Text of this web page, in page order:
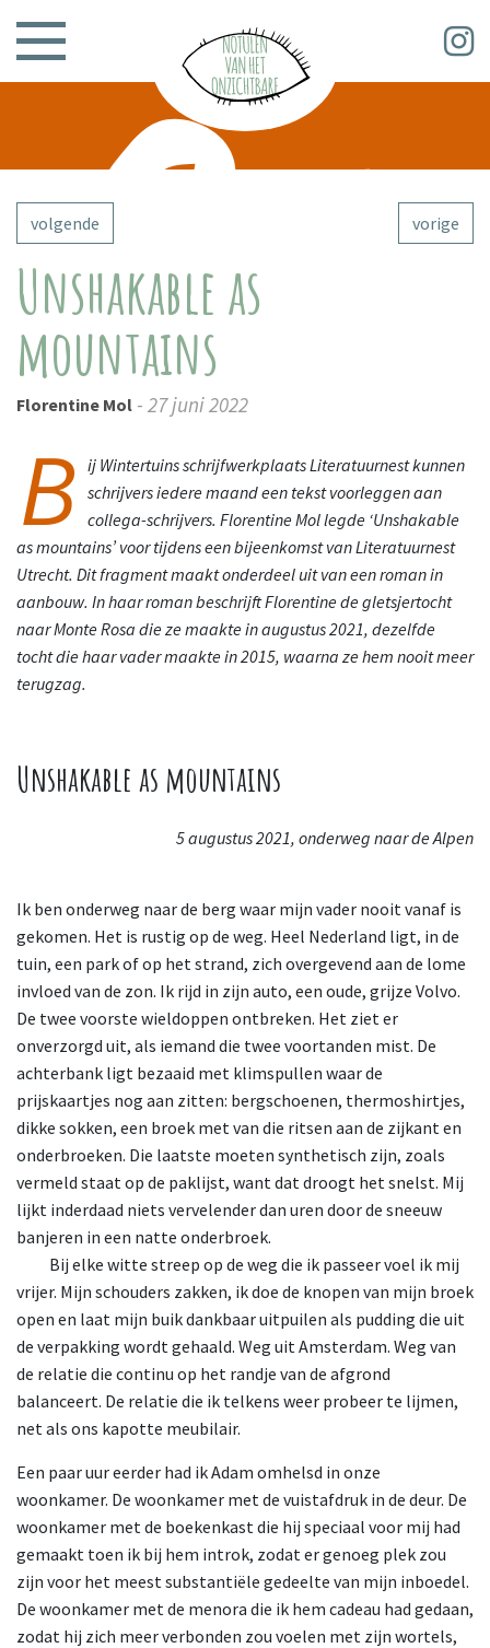
volgende vorige
Unshakable as
mountains
Florentine Mol - 27 juni 2022
B ij Wintertuins schrijfwerkplaats Literatuurnest kunnen
schrijvers iedere maand een tekst voorleggen aan
collega-schrijvers. Florentine Mol legde ‘Unshakable
as mountains’ voor tijdens een bijeenkomst van Literatuurnest
Utrecht. Dit fragment maakt onderdeel uit van een roman in
aanbouw. In haar roman beschrijft Florentine de gletsjertocht
naar Monte Rosa die ze maakte in augustus 2021, dezelfde
tocht die haar vader maakte in 2015, waarna ze hem nooit meer
terugzag.
Unshakable as mountains
5 augustus 2021, onderweg naar de Alpen
Ik ben onderweg naar de berg waar mijn vader nooit vanaf is
gekomen. Het is rustig op de weg. Heel Nederland ligt, in de
tuin, een park of op het strand, zich overgevend aan de lome
invloed van de zon. Ik rijd in zijn auto, een oude, grijze Volvo.
De twee voorste wieldoppen ontbreken. Het ziet er
onverzorgd uit, als iemand die twee voortanden mist. De
achterbank ligt bezaaid met klimspullen waar de
prijskaartjes nog aan zitten: bergschoenen, thermoshirtjes,
dikke sokken, een broek met van die ritsen aan de zijkant en
onderbroeken. Die laatste moeten synthetisch zijn, zoals
vermeld staat op de paklijst, want dat droogt het snelst. Mij
lijkt inderdaad niets vervelender dan uren door de sneeuw
banjeren in een natte onderbroek.
Bij elke witte streep op de weg die ik passeer voel ik mij
vrijer. Mijn schouders zakken, ik doe de knopen van mijn broek
open en laat mijn buik dankbaar uitpuilen als pudding die uit
de verpakking wordt gehaald. Weg uit Amsterdam. Weg van
de relatie die continu op het randje van de afgrond
balanceert. De relatie die ik telkens weer probeer te lijmen,
net als ons kapotte meubilair.
Een paar uur eerder had ik Adam omhelsd in onze
woonkamer. De woonkamer met de vuistafdruk in de deur. De
woonkamer met de boekenkast die hij speciaal voor mij had
gemaakt toen ik bij hem introk, zodat er genoeg plek zou
zijn voor het meest substantiële gedeelte van mijn inboedel.
De woonkamer met de menora die ik hem cadeau had gedaan,
zodat hij zich meer verbonden zou voelen met zijn wortels,